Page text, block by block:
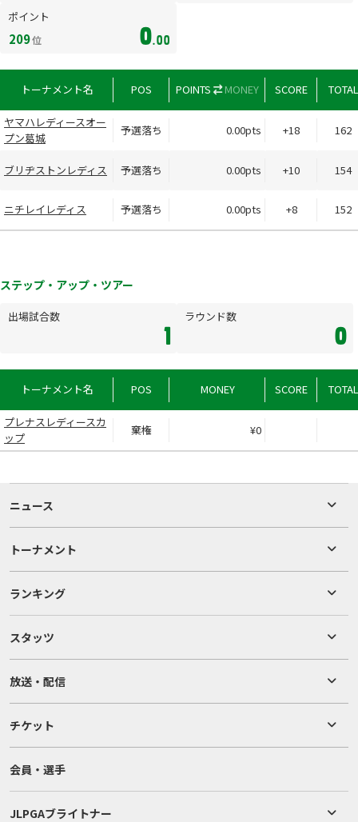
ポイント
0.00
209位
トーナメント名 POS POINTS MONEY SCORE TOTAL
ヤマハレディースオー
プン葛城
予選落ち 0.00pts +18 162
ブリヂストンレディス 予選落ち 0.00pts +10 154
ニチレイレディス 予選落ち 0.00pts +8 152
ステップ・アップ・ツアー
出場試合数
1
ラウンド数
0
トーナメント名 POS MONEY SCORE TOTAL
プレナスレディースカ
ップ
棄権 ¥0
ニュース
トーナメント
ランキング
スタッツ
放送・配信
チケット
会員・選手
JLPGAブライトナー